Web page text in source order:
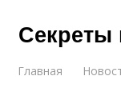
Секреты
Главная